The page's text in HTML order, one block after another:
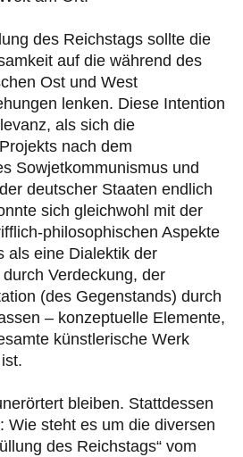
des Reichstags sollte die
auf die während des
Ost und West
lenken. Diese Intention
als sich die
nach dem
Sowjetkommunismus und
deutscher Staaten endlich
sich gleichwohl mit der
philosophischen Aspekte
als eine Dialektik der
Verdeckung, der
(des Gegenstands) durch
– konzeptuelle Elemente,
künstlerische Werk
bleiben. Stattdessen
Wie steht es um die diversen
des Reichstags“ vom